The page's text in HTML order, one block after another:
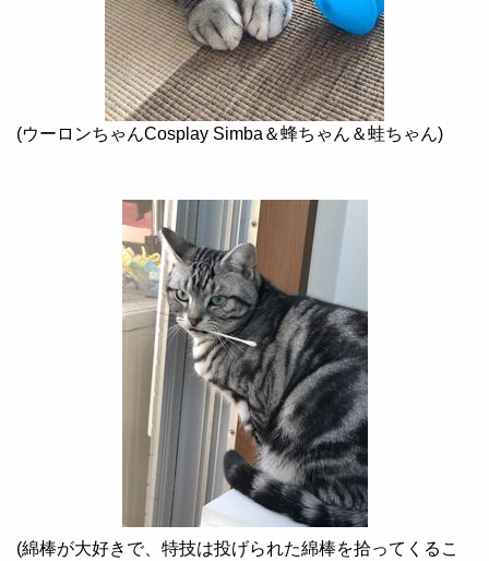
(ウーロンちゃんCosplay Simba ＆蜂ちゃん＆蛙ちゃん)
(綿棒が大好きで、特技は投げられた綿棒を拾ってくるこ